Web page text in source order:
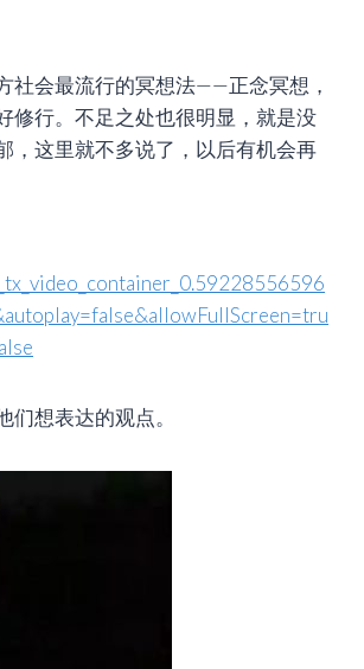
社会最流行的冥想法——正念冥想，
修行。不足之处也很明显，就是没
，这里就不多说了，以后有机会再
想表达的观点。